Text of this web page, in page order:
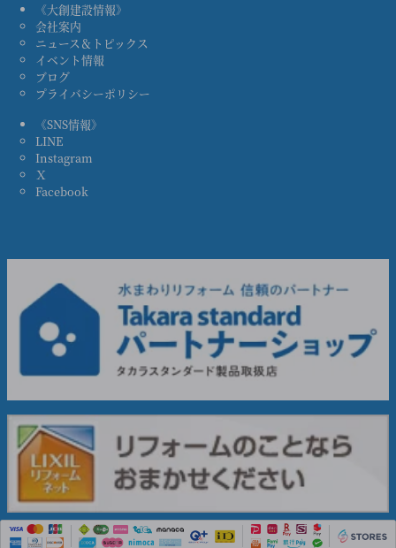
《大創建設情報》
会社案内
ニュース＆トピックス
イベント情報
ブログ
プライバシーポリシー
《SNS情報》
LINE
Instagram
Ｘ
Facebook